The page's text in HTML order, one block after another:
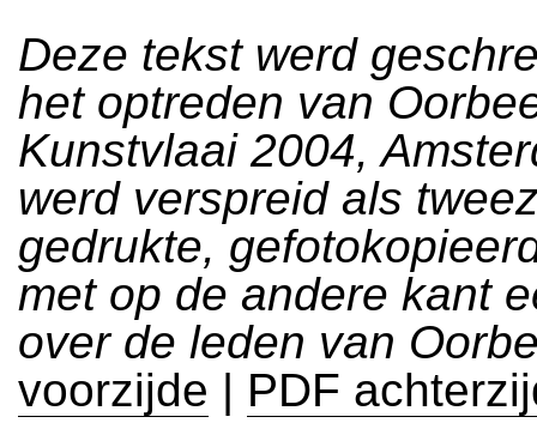
Deze tekst werd
het optreden van
Kunstvlaai 2004,
werd verspreid als
gedrukte,
met op de andere kant
over de leden van
voorzijde | PDF